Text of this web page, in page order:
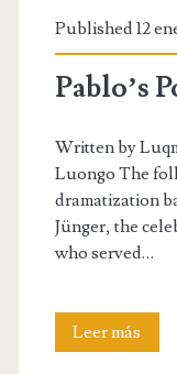
Published 12
Pablo’s
Written by
Luongo The
dramatization
Jünger, the
who served…
Leer más